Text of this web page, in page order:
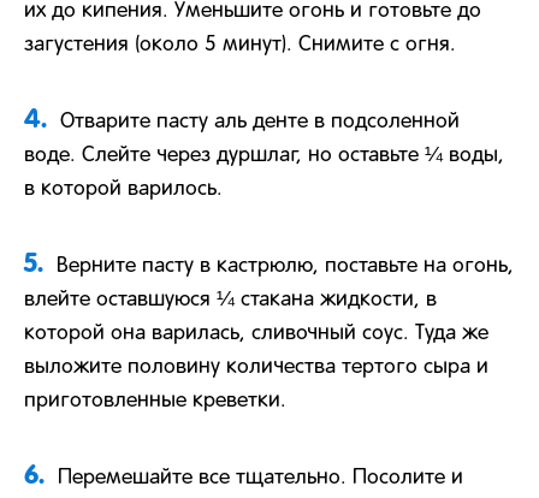
их до кипения. Уменьшите огонь и готовьте до
загустения (около 5 минут). Снимите с огня.
4.
Отварите пасту аль денте в подсоленной
воде. Слейте через дуршлаг, но оставьте ¼ воды,
в которой варилось.
5.
Верните пасту в кастрюлю, поставьте на огонь,
влейте оставшуюся ¼ стакана жидкости, в
которой она варилась, сливочный соус. Туда же
выложите половину количества тертого сыра и
приготовленные креветки.
6.
Перемешайте все тщательно. Посолите и